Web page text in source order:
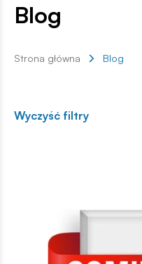
Blog
Strona główna Blog
Wyczyść filtry